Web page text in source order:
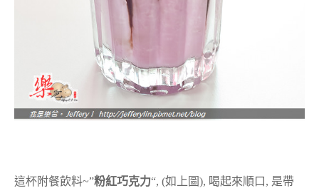
這杯附餐飲料~”粉紅巧克力“, (如上圖), 喝起來順口, 是帶